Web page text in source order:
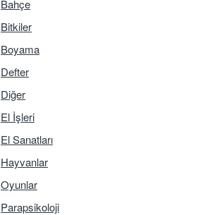
Bahçe
Bitkiler
Boyama
Defter
Diğer
El İşleri
El Sanatları
Hayvanlar
Oyunlar
Parapsikoloji